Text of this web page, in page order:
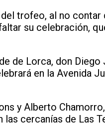
trofeo, al no contar
su celebración,
de Lorca, don
en la Avenida
y Alberto
las cercanías de Las